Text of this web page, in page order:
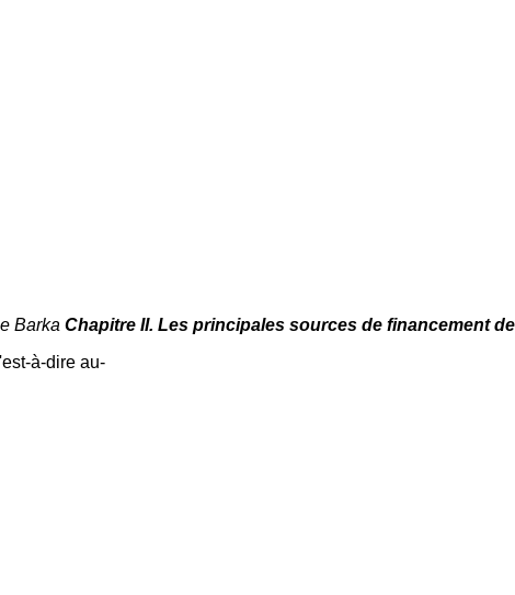
Barka Chapitre II. Les principales sources de financement
à-dire au-